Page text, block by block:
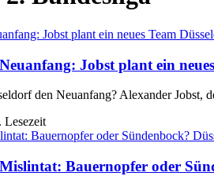
Jobst plant ein
den Neuanfang? Alexander
Lesezeit
Bauernopfer oder